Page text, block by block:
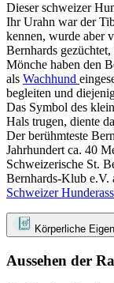
Dieser schweizer
Ihr Urahn war der
kennen, wurde aber
Bernhards
Mönche haben den
als Wachhund
begleiten und
Das Symbol des
Hals trugen, diente
Der berühmteste
Jahrhundert ca. 40
Schweizerische St.
Bernhards-Klub e.V.
Schweizer
Körperliche
Aussehen der